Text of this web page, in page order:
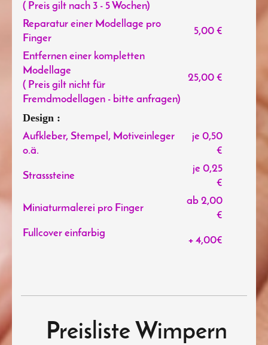
( Preis gilt nach 3 - 5 Wochen)
Reparatur einer Modellage pro
Finger
5,00 €
Entfernen einer kompletten
Modellage
( Preis gilt nicht für
Fremdmodellagen - bitte anfragen)
25,00 €
Design :
Aufkleber, Stempel, Motiveinleger
o.ä.
je 0,50
€
Strasssteine
je 0,25
€
Miniaturmalerei pro Finger
ab 2,00
€
Fullcover einfarbig
+ 4,00€
Preisliste Wimpern